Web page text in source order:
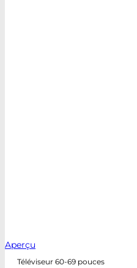
Aperçu
Téléviseur 60-69 pouces